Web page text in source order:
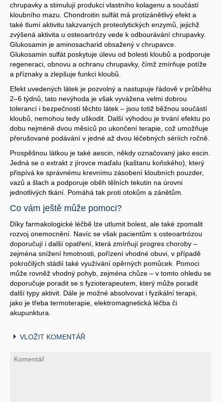
chrupavky a stimulují produkci vlastního kolagenu a součástí
kloubního mazu. Chondroitin sulfát má protizánětlivý efekt a
také tlumí aktivitu takzvaných proteolytických enzymů, jejichž
zvýšená aktivita u osteoartrózy vede k odbourávání chrupavky.
Glukosamin je aminosacharid obsažený v chrupavce.
Glukosamin sulfát poskytuje úlevu od bolesti kloubů a podporuje
regeneraci, obnovu a ochranu chrupavky, čímž zmírňuje potíže
a příznaky a zlepšuje funkci kloubů.
Efekt uvedených látek je pozvolný a nastupuje řádově v průběhu
2–6 týdnů, tato nevýhoda je však vyvážena velmi dobrou
tolerancí i bezpečností těchto látek – jsou totiž běžnou součástí
kloubů, nemohou tedy uškodit. Další výhodou je trvání efektu po
dobu nejméně dvou měsíců po ukončení terapie, což umožňuje
přerušované podávání v jedné až dvou léčebných sériích ročně.
Prospěšnou látkou je také aescin, někdy označovaný jako escin.
Jedná se o extrakt z jírovce maďalu (kaštanu koňského), který
přispívá ke správnému krevnímu zásobení kloubních pouzder,
vazů a šlach a podporuje oběh tělních tekutin na úrovni
jednotlivých tkání. Pomáhá tak proti otokům a zánětům.
Co vám ještě může pomoci?
Díky farmakologické léčbě lze utlumit bolest, ale také zpomalit
rozvoj onemocnění. Navíc se však pacientům s osteoartrózou
doporučují i další opatření, která zmírňují progres choroby –
zejména snížení hmotnosti, pořízení vhodné obuvi, v případě
pokročilých stádií také využívání opěrných pomůcek. Pomoci
může rovněž vhodný pohyb, zejména chůze – v tomto ohledu se
doporučuje poradit se s fyzioterapeutem, který může poradit
další typy aktivit. Dále je možné absolvovat i fyzikální terapii,
jako je třeba termoterapie, elektromagnetická léčba či
akupunktura.
VLOŽIT KOMENTÁŘ